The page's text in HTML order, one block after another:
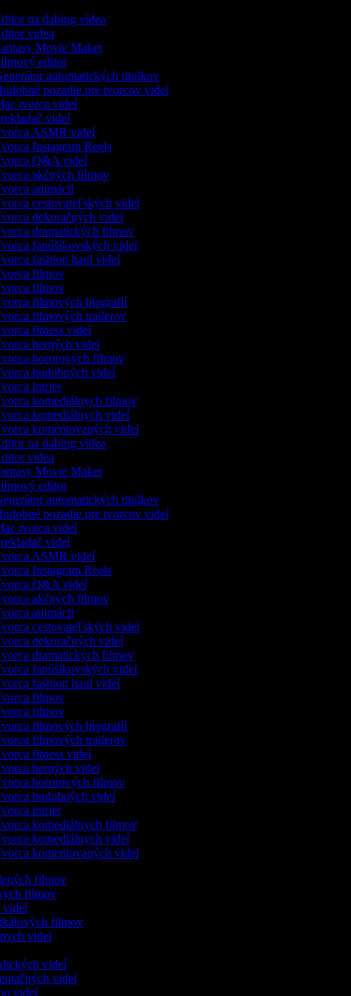
na dabing videa
videa
Movie Maker
editor
automatických titulkov
pozadie pre tvorcov videí
tvorca videí
videí
ASMR videí
Instagram Reels
Q&A videí
akčných filmov
animácií
cestovateľských videí
dekoračných videí
dramatických filmov
fanúšikovských videí
fashion haul videí
filmov
filmov
filmových biografií
filmových trailerov
fitness videí
herných videí
hororových filmov
hudobných videí
intrier
komediálnych filmov
komediálnych videí
komentovaných videí
na dabing videa
videa
Movie Maker
editor
automatických titulkov
pozadie pre tvorcov videí
tvorca videí
videí
ASMR videí
Instagram Reels
Q&A videí
akčných filmov
animácií
cestovateľských videí
dekoračných videí
dramatických filmov
fanúšikovských videí
fashion haul videí
filmov
filmov
filmových biografií
filmových trailerov
fitness videí
herných videí
hororových filmov
hudobných videí
intrier
komediálnych filmov
komediálnych videí
komentovaných videí
filmov
filmov
videí
filmov
videí
videí
videí
videí